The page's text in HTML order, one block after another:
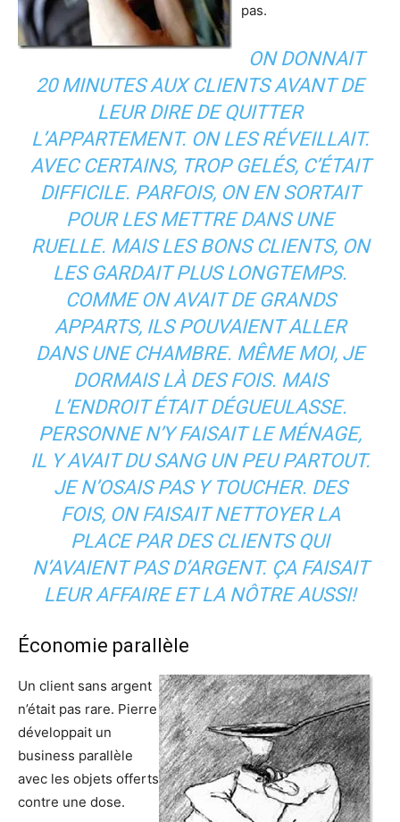
pas.
ON DONNAIT
20 MINUTES AUX CLIENTS AVANT DE
LEUR DIRE DE QUITTER
L’APPARTEMENT. ON LES RÉVEILLAIT.
AVEC CERTAINS, TROP GELÉS, C’ÉTAIT
DIFFICILE. PARFOIS, ON EN SORTAIT
POUR LES METTRE DANS UNE
RUELLE. MAIS LES BONS CLIENTS, ON
LES GARDAIT PLUS LONGTEMPS.
COMME ON AVAIT DE GRANDS
APPARTS, ILS POUVAIENT ALLER
DANS UNE CHAMBRE. MÊME MOI, JE
DORMAIS LÀ DES FOIS. MAIS
L’ENDROIT ÉTAIT DÉGUEULASSE.
PERSONNE N’Y FAISAIT LE MÉNAGE,
IL Y AVAIT DU SANG UN PEU PARTOUT.
JE N’OSAIS PAS Y TOUCHER. DES
FOIS, ON FAISAIT NETTOYER LA
PLACE PAR DES CLIENTS QUI
N’AVAIENT PAS D’ARGENT. ÇA FAISAIT
LEUR AFFAIRE ET LA NÔTRE AUSSI!
Économie parallèle
Un client sans argent
n’était pas rare. Pierre
développait un
business parallèle
avec les objets offerts
contre une dose.